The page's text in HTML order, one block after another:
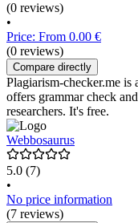
(0 reviews)
•
Price: From 0.00 €
(0 reviews)
Compare directly
Plagiarism-checker.me
offers grammar check
researchers. It's free.
Webbosaurus
5.0 (7)
•
No price information
(7 reviews)